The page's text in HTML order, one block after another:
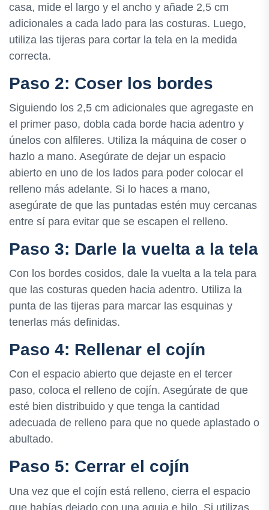
casa, mide el largo y el ancho y añade 2,5 cm
adicionales a cada lado para las costuras. Luego,
utiliza las tijeras para cortar la tela en la medida
correcta.
Paso 2: Coser los bordes
Siguiendo los 2,5 cm adicionales que agregaste en
el primer paso, dobla cada borde hacia adentro y
únelos con alfileres. Utiliza la máquina de coser o
hazlo a mano. Asegúrate de dejar un espacio
abierto en uno de los lados para poder colocar el
relleno más adelante. Si lo haces a mano,
asegúrate de que las puntadas estén muy cercanas
entre sí para evitar que se escapen el relleno.
Paso 3: Darle la vuelta a la tela
Con los bordes cosidos, dale la vuelta a la tela para
que las costuras queden hacia adentro. Utiliza la
punta de las tijeras para marcar las esquinas y
tenerlas más definidas.
Paso 4: Rellenar el cojín
Con el espacio abierto que dejaste en el tercer
paso, coloca el relleno de cojín. Asegúrate de que
esté bien distribuido y que tenga la cantidad
adecuada de relleno para que no quede aplastado o
abultado.
Paso 5: Cerrar el cojín
Una vez que el cojín está relleno, cierra el espacio
que habías dejado con una aguja e hilo. Si utilizas